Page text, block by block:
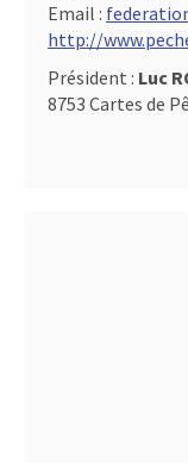
Email :
http://
Président : Luc
8753 Cartes de